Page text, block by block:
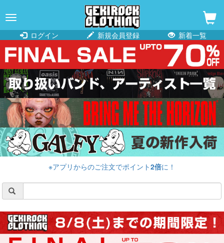
navigation
ログイン
新規会員登録 新着一覧
※アプリからのご注文でポイント2倍に！